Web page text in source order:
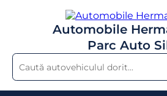
Automobile
Parc Auto